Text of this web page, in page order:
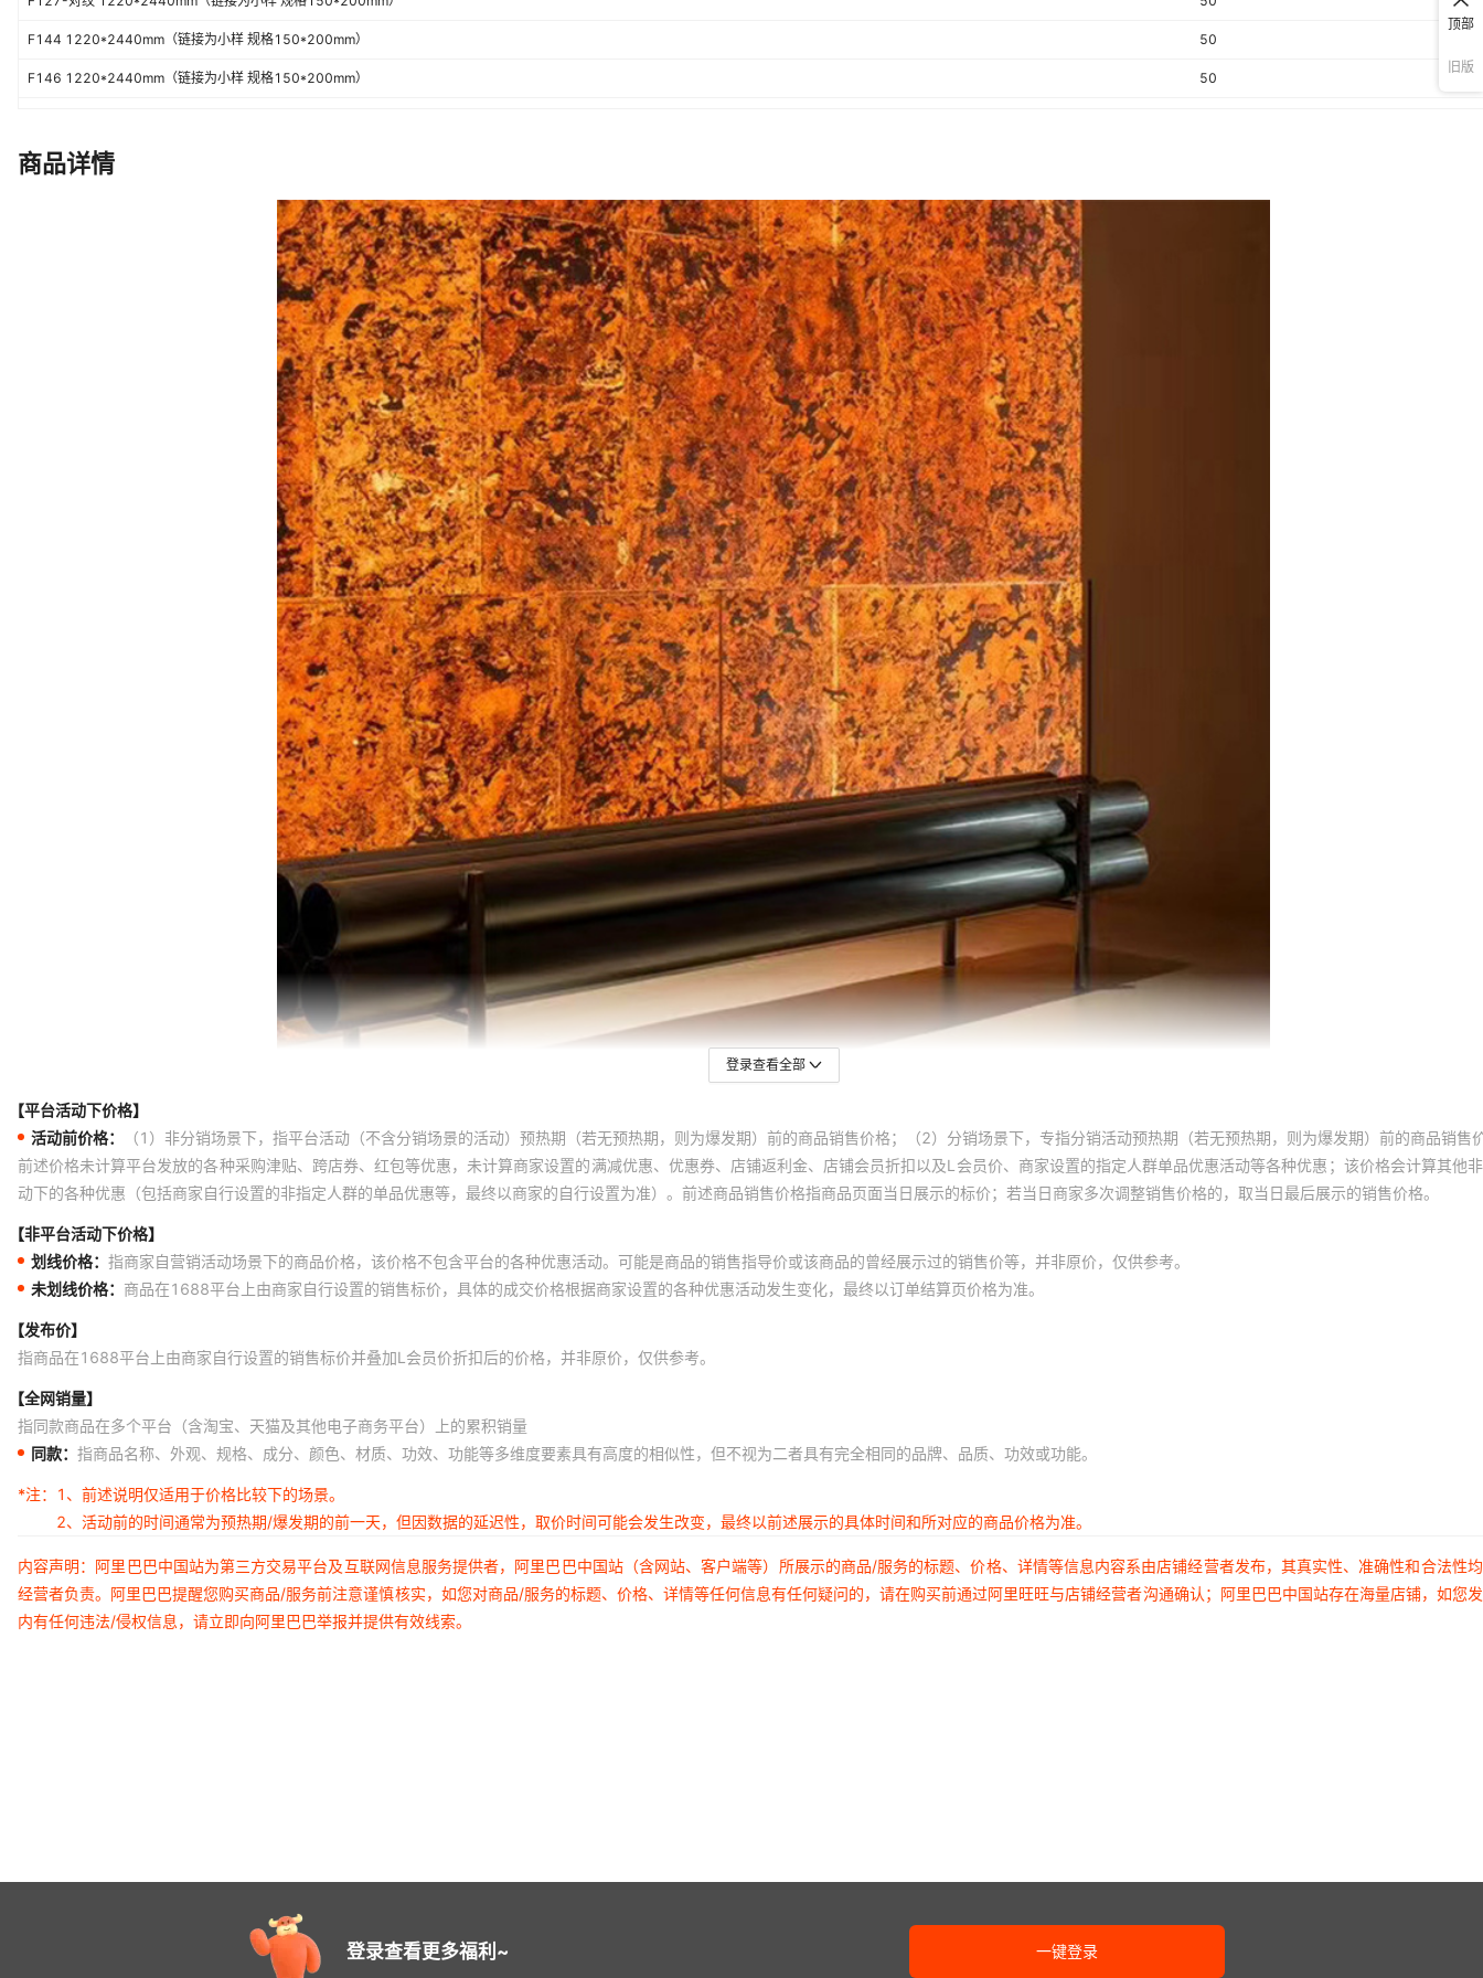
F144 1220*2440mm（链接为小样 规格150*200mm） 50
F146 1220*2440mm（链接为小样 规格150*200mm） 50
T301-3 1220*2440mm（链接为小样 规格150*200mm）
T301-10 1220*2440mm（链接为小样 规格150*200mm）
T302 1220*2440mm（链接为小样 规格150*200mm）
T306-古木纹状 1220*2440mm（链接为小样 规格150*200mm）
T313 1220*2440mm（链接为小样 规格150*200mm）
T324 1220*2440mm（链接为小样 规格150*200mm）
T343-莱姆石 1220*2440mm（链接为小样 规格150*200mm）
T301-A 1220*2440mm（链接为小样 规格150*200mm）
商品详情
登录查看全部
【平台活动下价格】
活动前价格：
（1）非分销场景下，指平台活动（不含分销场景的活动）预热期（若无预热期，则为爆发期）前的商品销售价格；（2）分销场景下，专指分销活动预热期（若无预热期，则为爆发期）前的商品销售
前述价格未计算平台发放的各种采购津贴、跨店券、红包等优惠，未计算商家设置的满减优惠、优惠券、店铺返利金、店铺会员折扣以及L会员价、商家设置的指定人群单品优惠活动等各种优惠；该价格会计算其他
动下的各种优惠（包括商家自行设置的非指定人群的单品优惠等，最终以商家的自行设置为准）。前述商品销售价格指商品页面当日展示的标价；若当日商家多次调整销售价格的，取当日最后展示的销售价格。
【非平台活动下价格】
划线价格： 指商家自营销活动场景下的商品价格，该价格不包含平台的各种优惠活动。可能是商品的销售指导价或该商品的曾经展示过的销售价等，并非原价，仅供参考。
未划线价格： 商品在1688平台上由商家自行设置的销售标价，具体的成交价格根据商家设置的各种优惠活动发生变化，最终以订单结算页价格为准。
【发布价】
指商品在1688平台上由商家自行设置的销售标价并叠加L会员价折扣后的价格，并非原价，仅供参考。
【全网销量】
指同款商品在多个平台（含淘宝、天猫及其他电子商务平台）上的累积销量
同款： 指商品名称、外观、规格、成分、颜色、材质、功效、功能等多维度要素具有高度的相似性，但不视为二者具有完全相同的品牌、品质、功效或功能。
*注：
1、前述说明仅适用于价格比较下的场景。
2、活动前的时间通常为预热期/爆发期的前一天，但因数据的延迟性，取价时间可能会发生改变，最终以前述展示的具体时间和所对应的商品价格为准。
内容声明：阿里巴巴中国站为第三方交易平台及互联网信息服务提供者，阿里巴巴中国站（含网站、客户端等）所展示的商品/服务的标题、价格、详情等信息内容系由店铺经营者发布，其真实性、准确性和合法性
经营者负责。阿里巴巴提醒您购买商品/服务前注意谨慎核实，如您对商品/服务的标题、价格、详情等任何信息有任何疑问的，请在购买前通过阿里旺旺与店铺经营者沟通确认；阿里巴巴中国站存在海量店铺，如您
内有任何违法/侵权信息，请立即向阿里巴巴举报并提供有效线索。
登录查看更多福利~ 一键登录
顶部
旧版